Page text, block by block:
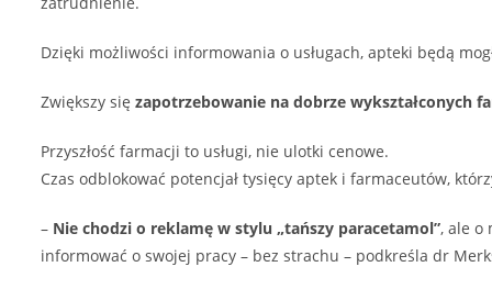
Dzięki możliwości informowania o usługach, apteki będą
Zwiększy się zapotrzebowanie na dobrze wykształconych
Przyszłość farmacji to usługi, nie ulotki cenowe.
Czas odblokować potencjał tysięcy aptek i farmaceutów,
– Nie chodzi o reklamę w stylu „tańszy paracetamol”, ale o
informować o swojej pracy – bez strachu – podkreśla dr